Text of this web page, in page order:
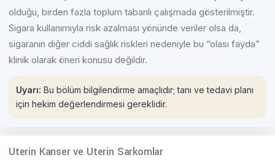
olduğu, birden fazla toplum tabanlı çalışmada gösterilmiştir.
Sigara kullanımıyla risk azalması yönünde veriler olsa da,
sigaranın diğer ciddi sağlık riskleri nedeniyle bu “olası fayda”
klinik olarak öneri konusu değildir.
Uyarı: Bu bölüm bilgilendirme amaçlıdır; tanı ve tedavi planı
için hekim değerlendirmesi gereklidir.
Uterin Kanser ve Uterin Sarkomlar